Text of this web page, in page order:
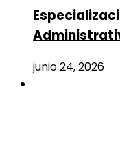
junio 24, 2026